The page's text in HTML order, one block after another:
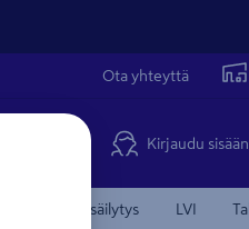
Ota yhteyttä
Kirjaudu sisään
Koti, keittiö ja säilytys LVI